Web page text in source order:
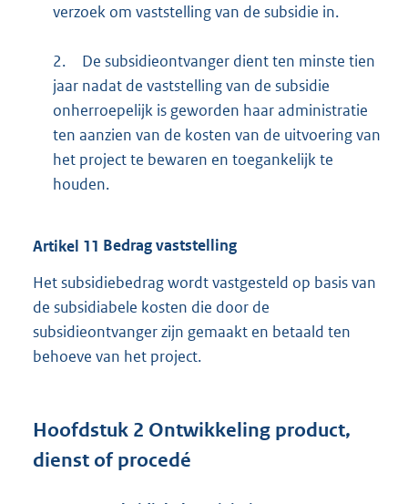
verzoek om vaststelling van de subsidie in.
2.
De subsidieontvanger dient ten minste tien
jaar nadat de vaststelling van de subsidie
onherroepelijk is geworden haar administratie
ten aanzien van de kosten van de uitvoering van
het project te bewaren en toegankelijk te
houden.
Artikel 11 Bedrag vaststelling
Het subsidiebedrag wordt vastgesteld op basis van
de subsidiabele kosten die door de
subsidieontvanger zijn gemaakt en betaald ten
behoeve van het project.
Hoofdstuk 2 Ontwikkeling product,
dienst of procedé